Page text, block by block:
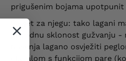
prigušenim bojama upotpunit
Savjet za njegu: tako lagani
prirodnu sklonost gužvanju -
nošenja lagano osvježiti
glačalom s funkcijom pare